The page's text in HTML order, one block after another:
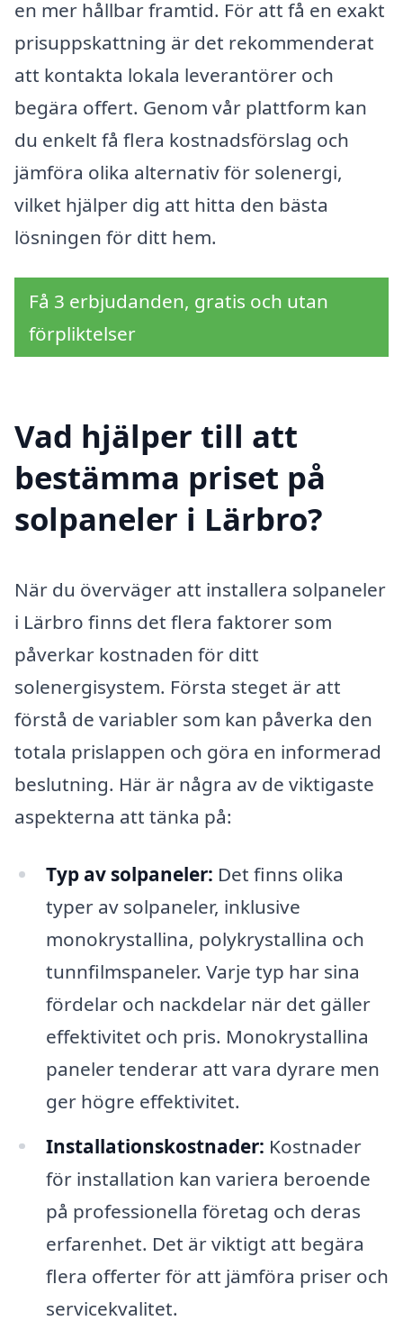
en mer hållbar framtid. För att få en exakt
prisuppskattning är det rekommenderat
att kontakta lokala leverantörer och
begära offert. Genom vår plattform kan
du enkelt få flera kostnadsförslag och
jämföra olika alternativ för solenergi,
vilket hjälper dig att hitta den bästa
lösningen för ditt hem.
Få 3 erbjudanden, gratis och utan
förpliktelser
Vad hjälper till att
bestämma priset på
solpaneler i Lärbro?
När du överväger att installera solpaneler
i Lärbro finns det flera faktorer som
påverkar kostnaden för ditt
solenergisystem. Första steget är att
förstå de variabler som kan påverka den
totala prislappen och göra en informerad
beslutning. Här är några av de viktigaste
aspekterna att tänka på:
Typ av solpaneler: Det finns olika
typer av solpaneler, inklusive
monokrystallina, polykrystallina och
tunnfilmspaneler. Varje typ har sina
fördelar och nackdelar när det gäller
effektivitet och pris. Monokrystallina
paneler tenderar att vara dyrare men
ger högre effektivitet.
Installationskostnader: Kostnader
för installation kan variera beroende
på professionella företag och deras
erfarenhet. Det är viktigt att begära
flera offerter för att jämföra priser och
servicekvalitet.